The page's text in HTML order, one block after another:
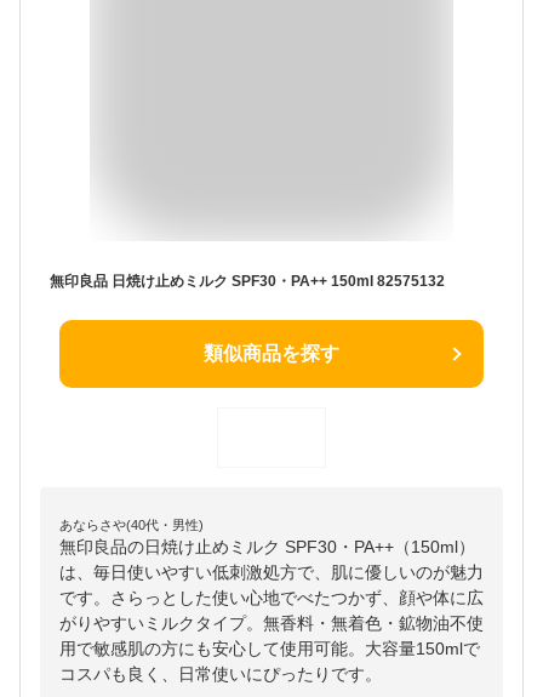
無印良品 日焼け止めミルク SPF30・PA++ 150ml 82575132
類似商品を探す
あならさや(40代・男性)
無印良品の日焼け止めミルク SPF30・PA++（150ml）
は、毎日使いやすい低刺激処方で、肌に優しいのが魅力
です。さらっとした使い心地でべたつかず、顔や体に広
がりやすいミルクタイプ。無香料・無着色・鉱物油不使
用で敏感肌の方にも安心して使用可能。大容量150mlで
コスパも良く、日常使いにぴったりです。